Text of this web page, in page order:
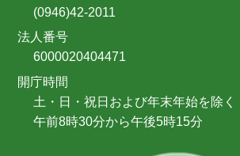
(0946)42-2011
法人番号
6000020404471
開庁時間
土・日・祝日および年末年始を除く
午前8時30分から午後5時15分